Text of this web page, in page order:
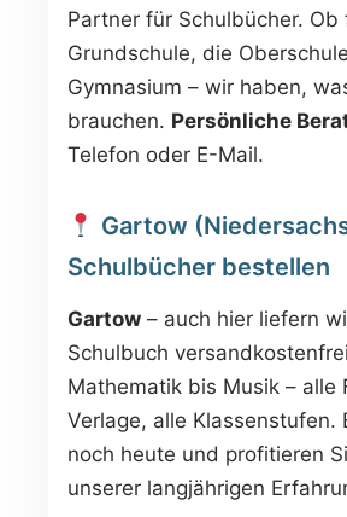
Partner für Schulbücher. Ob
Grundschule, die
Gymnasium – wir haben,
brauchen. Persönliche
Telefon oder E-Mail.
Gartow
Schulbücher bestellen
Gartow – auch hier liefern
Schulbuch
Mathematik bis Musik – alle
Verlage, alle Klassenstufen.
noch heute und profitieren
unserer langjährigen